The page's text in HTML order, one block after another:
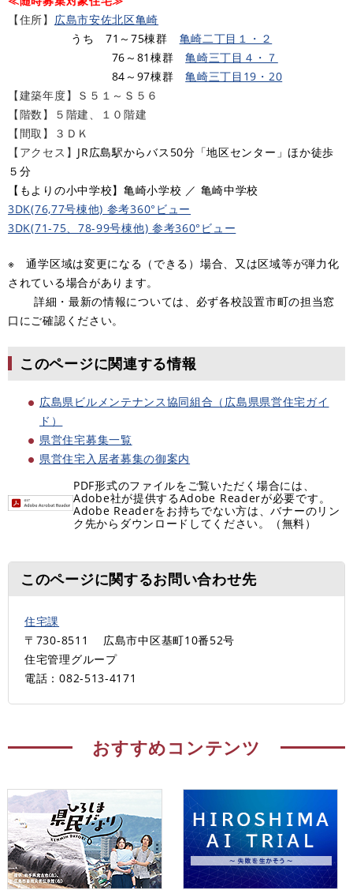
【住所】 広島市安佐北区亀崎​
うち 71～75棟群 亀崎二丁目１・２
76～81棟群亀崎三丁目４・７
84～97棟群亀崎三丁目19・20
【建築年度】Ｓ５１～Ｓ５６
【階数】５階建、１０階建
【間取】３ＤＫ
【アクセス】 JR広島駅からバス50分「地区センター」ほか徒歩
５分​
​【もよりの小中学校】亀崎小学校 ／ 亀崎中学校
3DK(76,77号棟他) 参考360°ビュー
3DK(71-75、78-99号棟他) 参考360°ビュー
※ 通学区域は変更になる（できる）場合、又は区域等が弾力化
されている場合があります。
詳細・最新の情報については、必ず各校設置市町の担当窓
口にご確認ください。
このページに関連する情報
広島県ビルメンテナンス協同組合（広島県県営住宅ガイ
ド）
県営住宅募集一覧
県営住宅入居者募集の御案内
PDF形式のファイルをご覧いただく場合には、
Adobe社が提供するAdobe Readerが必要です。
Adobe Readerをお持ちでない方は、バナーのリン
ク先からダウンロードしてください。（無料）
このページに関するお問い合わせ先
住宅課
〒730-8511
広島市中区基町10番52号
住宅管理グループ
電話：082-513-4171
おすすめコンテンツ